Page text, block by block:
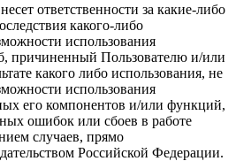
ответственности за какие-либо
какого-либо
использования
причиненный Пользователю и/или
какого либо использования, не
использования
его компонентов и/или функций,
ошибок или сбоев в работе
случаев, прямо
Российской Федерации.